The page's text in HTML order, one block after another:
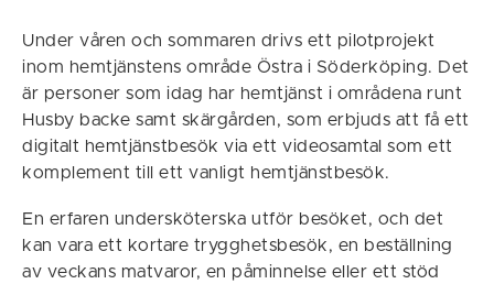
Under våren och sommaren drivs ett pilotprojekt
inom hemtjänstens område Östra i Söderköping. Det
är personer som idag har hemtjänst i områdena runt
Husby backe samt skärgården, som erbjuds att få ett
digitalt hemtjänstbesök via ett videosamtal som ett
komplement till ett vanligt hemtjänstbesök.
En erfaren undersköterska utför besöket, och det
kan vara ett kortare trygghetsbesök, en beställning
av veckans matvaror, en påminnelse eller ett stöd